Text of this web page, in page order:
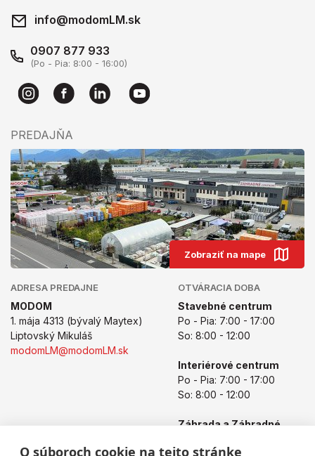
O súboroch cookie na tejto stránke
info@modomLM.sk
0907 877 933
(Po - Pia: 8:00 - 16:00)
PREDAJŇA
Zobraziť na mape
ADRESA PREDAJNE
MODOM
1. mája 4313 (bývalý Maytex)
Liptovský Mikuláš
modomLM@modomLM.sk
OTVÁRACIA DOBA
Stavebné centrum
Po - Pia: 7:00 - 17:00
So: 8:00 - 12:00
Interiérové centrum
Po - Pia: 7:00 - 17:00
So: 8:00 - 12:00
Záhrada a Záhradné
Po - Pia: 8:00 - 17:00